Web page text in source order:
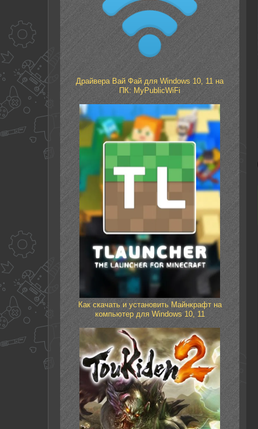
Драйвера Вай Фай для Windows 10, 11 на
ПК: MyPublicWiFi
Как скачать и установить Майнкрафт на
компьютер для Windows 10, 11